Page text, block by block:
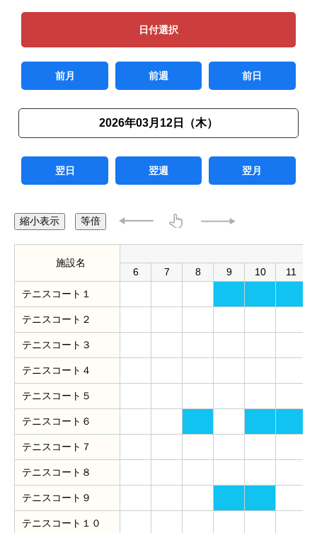
日付選択
前月 前週 前日
2026年03月12日（木）
翌日 翌週 翌月
縮小表示 等倍
施設名
6
7 8 9 10 11
テニスコート１
テニスコート２
テニスコート３
テニスコート４
テニスコート５
テニスコート６
テニスコート７
テニスコート８
テニスコート９
テニスコート１０